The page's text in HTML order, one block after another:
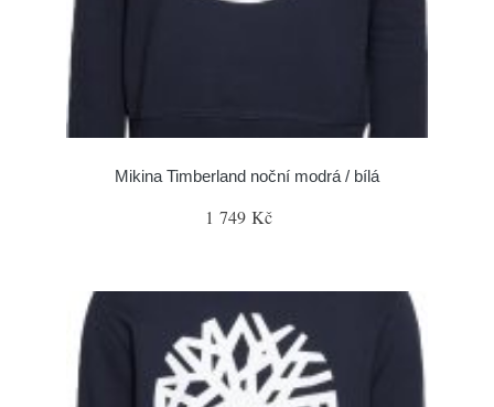
Mikina Timberland noční modrá / bílá
1 749 Kč